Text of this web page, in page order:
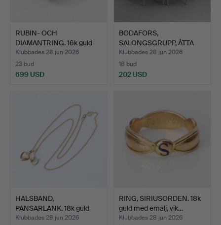
RUBIN- OCH
DIAMANTRING. 16k guld
och silve…
Klubbades 28 jun 2026
23 bud
699 USD
BODAFORS,
SALONGSGRUPP, ÅTTA
DELAR. Lacker…
Klubbades 28 jun 2026
18 bud
202 USD
HALSBAND,
PANSARLÄNK. 18k guld
med två hän…
Klubbades 28 jun 2026
RING, SIRIUSORDEN. 18k
guld med emalj, vik…
Klubbades 28 jun 2026